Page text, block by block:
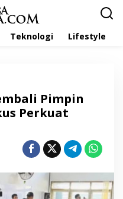
Teknologi Lifestyle
Pimpin
Perkuat